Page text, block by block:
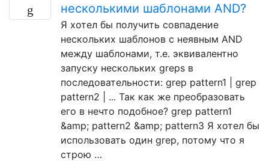
несколькими шаблонами AND?
Я хотел бы получить совпадение
нескольких шаблонов с неявным AND
между шаблонами, т.е. эквивалентно
запуску нескольких greps в
последовательности: grep pattern1 | grep
pattern2 | ... Так как же преобразовать
его в нечто подобное? grep pattern1
&amp; pattern2 &amp; pattern3 Я хотел бы
использовать один grep, потому что я
строю …